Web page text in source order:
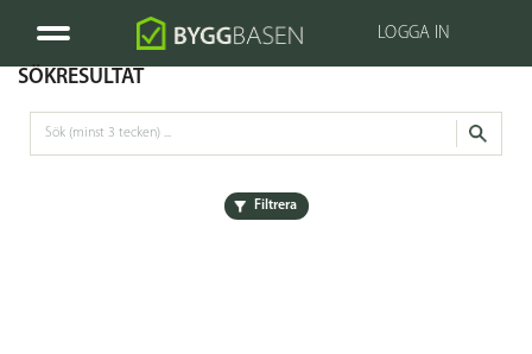
LOGGA IN
SÖKRESULTAT
Filtrera